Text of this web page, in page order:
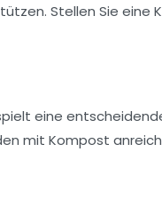
Stellen Sie eine
eine
mit Kompost